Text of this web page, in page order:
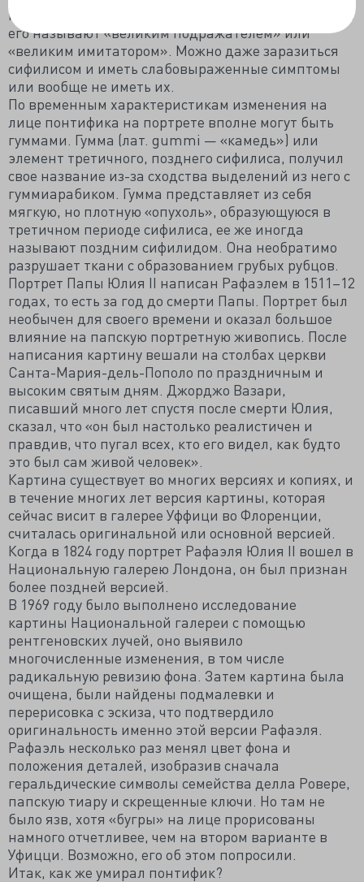
много всевозможных симптомов и проявлений, что
его называют «великим подражателем» или
«великим имитатором». Можно даже заразиться
сифилисом и иметь слабовыраженные симптомы
или вообще не иметь их.
По временным характеристикам изменения на
лице понтифика на портрете вполне могут быть
гуммами. Гумма (лат. gummi — «камедь») или
элемент третичного, позднего сифилиса, получил
свое название из-за сходства выделений из него с
гуммиарабиком. Гумма представляет из себя
мягкую, но плотную «опухоль», образующуюся в
третичном периоде сифилиса, ее же иногда
называют поздним сифилидом. Она необратимо
разрушает ткани с образованием грубых рубцов.
Портрет Папы Юлия II написан Рафаэлем в 1511–12
годах, то есть за год до смерти Папы. Портрет был
необычен для своего времени и оказал большое
влияние на папскую портретную живопись. После
написания картину вешали на столбах церкви
Санта-Мария-дель-Пополо по праздничным и
высоким святым дням. Джорджо Вазари,
писавший много лет спустя после смерти Юлия,
сказал, что «он был настолько реалистичен и
правдив, что пугал всех, кто его видел, как будто
это был сам живой человек».
Картина существует во многих версиях и копиях, и
в течение многих лет версия картины, которая
сейчас висит в галерее Уффици во Флоренции,
считалась оригинальной или основной версией.
Когда в 1824 году портрет Рафаэля Юлия II вошел в
Национальную галерею Лондона, он был признан
более поздней версией.
В 1969 году было выполнено исследование
картины Национальной галереи с помощью
рентгеновских лучей, оно выявило
многочисленные изменения, в том числе
радикальную ревизию фона. Затем картина была
очищена, были найдены подмалевки и
перерисовка с эскиза, что подтвердило
оригинальность именно этой версии Рафаэля.
Рафаэль несколько раз менял цвет фона и
положения деталей, изобразив сначала
геральдические символы семейства делла Ровере,
папскую тиару и скрещенные ключи. Но там не
было язв, хотя «бугры» на лице прорисованы
намного отчетливее, чем на втором варианте в
Уфицци. Возможно, его об этом попросили.
Итак, как же умирал понтифик?